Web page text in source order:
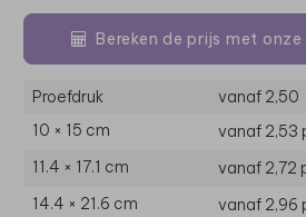
Bereken de prijs met
Proefdruk
vanaf 2,50
10 × 15 cm
vanaf 2,53
11.4 × 17.1 cm
vanaf 2,72
14.4 × 21.6 cm
vanaf 2,96